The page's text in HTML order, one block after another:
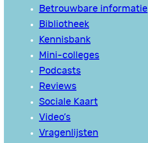
Betrouwbare informatie
Bibliotheek
Kennisbank
Mini-colleges
Podcasts
Reviews
Sociale Kaart
Video’s
Vragenlijsten